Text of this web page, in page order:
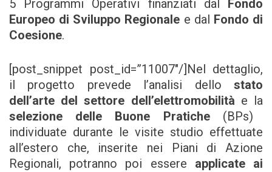
5 Programmi Operativi finanziati dal
Fondo
Europeo di Sviluppo Regionale e dal Fondo di
Coesione.
[post_snippet post_id=”11007″/]Nel dettaglio,
il progetto prevede l’analisi dello stato
dell’arte del settore dell’elettromobilità e la
selezione delle Buone Pratiche(BPs)
individuate durante le visite studio effettuate
all’estero che, inserite nei Piani di Azione
Regionali, potranno poi essere applicate ai